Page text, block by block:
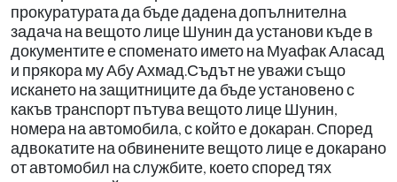
прокуратурата да бъде дадена допълнителна
задача на вещото лице Шунин да установи къде в
документите е споменато името на Муафак Аласад
и прякора му Абу Ахмад.Съдът не уважи също
искането на защитниците да бъде установено с
какъв транспорт пътува вещото лице Шунин,
номера на автомобила, с който е докаран. Според
адвокатите на обвинените вещото лице е докарано
от автомобил на службите, което според тях